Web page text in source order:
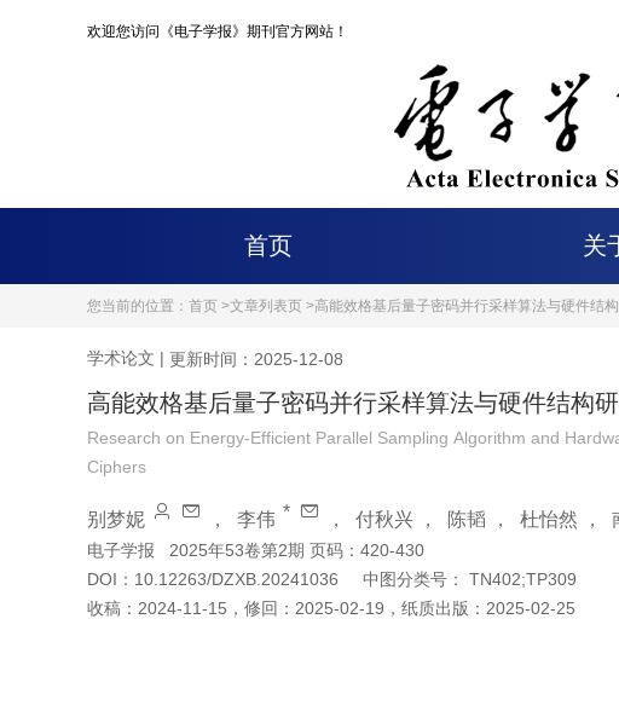
欢迎您访问《电子学报》期刊官方网站！
首页 关
您当前的位置： 首页 >文章列表页 >高能效格基后量子密码并行采样算法与硬件结
学术论文 | 更新时间：2025-12-08
高能效格基后量子密码并行采样算法与硬件结构
Research on Energy-Efficient Parallel Sampling Algorithm and
Ciphers
别梦妮 ， 李伟 * ， 付秋兴 ， 陈韬 ， 杜怡然 ，
电子学报
2025年53卷第2期 页码：420-430
DOI： 10.12263/DZXB.20241036 中图分类号：
TN402;TP309
收稿： 2024-11-15 ， 修回： 2025-02-19 ， 纸质出版： 2025-02-25